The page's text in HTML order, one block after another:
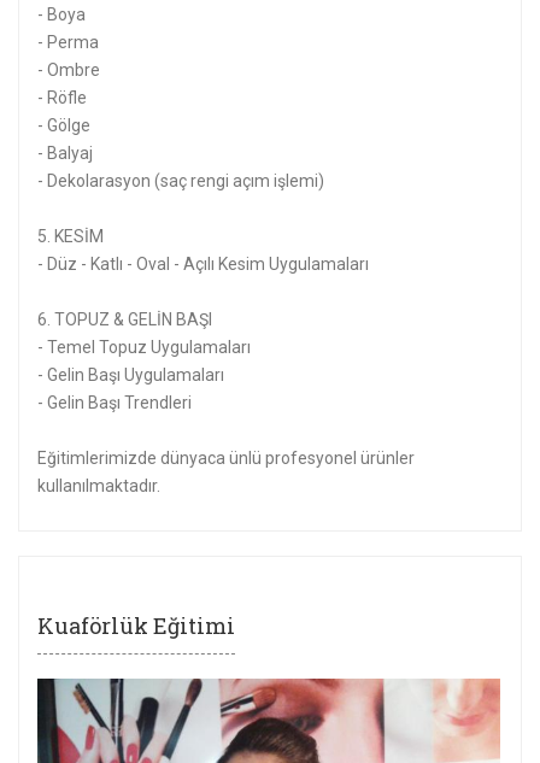
- Boya
- Perma
- Ombre
- Röfle
- Gölge
- Balyaj
- Dekolarasyon (saç rengi açım işlemi)
5. KESİM
- Düz - Katlı - Oval - Açılı Kesim Uygulamaları
6. TOPUZ & GELİN BAŞI
- Temel Topuz Uygulamaları
- Gelin Başı Uygulamaları
- Gelin Başı Trendleri
Eğitimlerimizde dünyaca ünlü profesyonel ürünler
kullanılmaktadır.
Kuaförlük Eğitimi